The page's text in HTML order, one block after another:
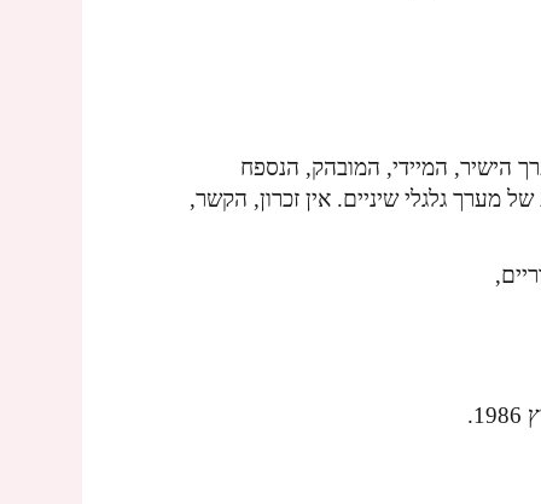
הישיר, המיידי, המובהק, הנספח
מערך גלגלי שיניים. אין זכרון, הקשר,